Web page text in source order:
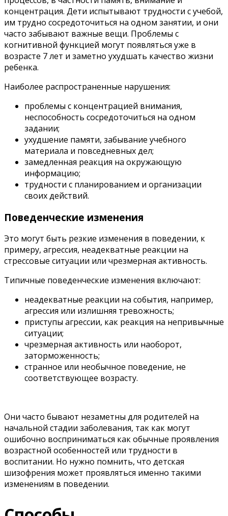
концентрация. Дети испытывают трудности с учебой,
им трудно сосредоточиться на одном занятии, и они
часто забывают важные вещи. Проблемы с
когнитивной функцией могут появляться уже в
возрасте 7 лет и заметно ухудшать качество жизни
ребенка.
Наиболее распространенные нарушения:
проблемы с концентрацией внимания,
неспособность сосредоточиться на одном
задании;
ухудшение памяти, забывание учебного
материала и повседневных дел;
замедленная реакция на окружающую
информацию;
трудности с планированием и организации
своих действий.
Поведенческие изменения
Это могут быть резкие изменения в поведении, к
примеру, агрессия, неадекватные реакции на
стрессовые ситуации или чрезмерная активность.
Типичные поведенческие изменения включают:
неадекватные реакции на события, например,
агрессия или излишняя тревожность;
приступы агрессии, как реакция на непривычные
ситуации;
чрезмерная активность или наоборот,
заторможенность;
странное или необычное поведение, не
соответствующее возрасту.
Они часто бывают незаметны для родителей на
начальной стадии заболевания, так как могут
ошибочно восприниматься как обычные проявления
возрастной особенностей или трудности в
воспитании. Но нужно помнить, что детская
шизофрения может проявляться именно такими
изменениям в поведении.